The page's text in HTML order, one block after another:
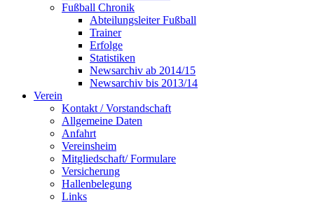
Fußball Chronik
Abteilungsleiter Fußball
Trainer
Erfolge
Statistiken
Newsarchiv ab 2014/15
Newsarchiv bis 2013/14
Verein
Kontakt / Vorstandschaft
Allgemeine Daten
Anfahrt
Vereinsheim
Mitgliedschaft/ Formulare
Versicherung
Hallenbelegung
Links